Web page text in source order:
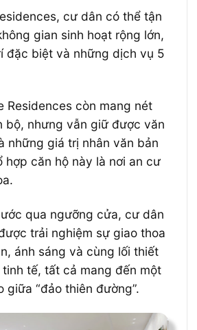
cư dân có thể tận
gian sinh hoạt rộng lớn,
đặc biệt và những dịch vụ 5
Residences còn mang nét
bộ, nhưng vẫn giữ được văn
những giá trị nhân văn bản
hợp căn hộ này là nơi an cư
qua ngưỡng cửa, cư dân
trải nghiệm sự giao thoa
ánh sáng và cùng lối thiết
tế, tất cả mang đến một
giữa “đảo thiên đường”.